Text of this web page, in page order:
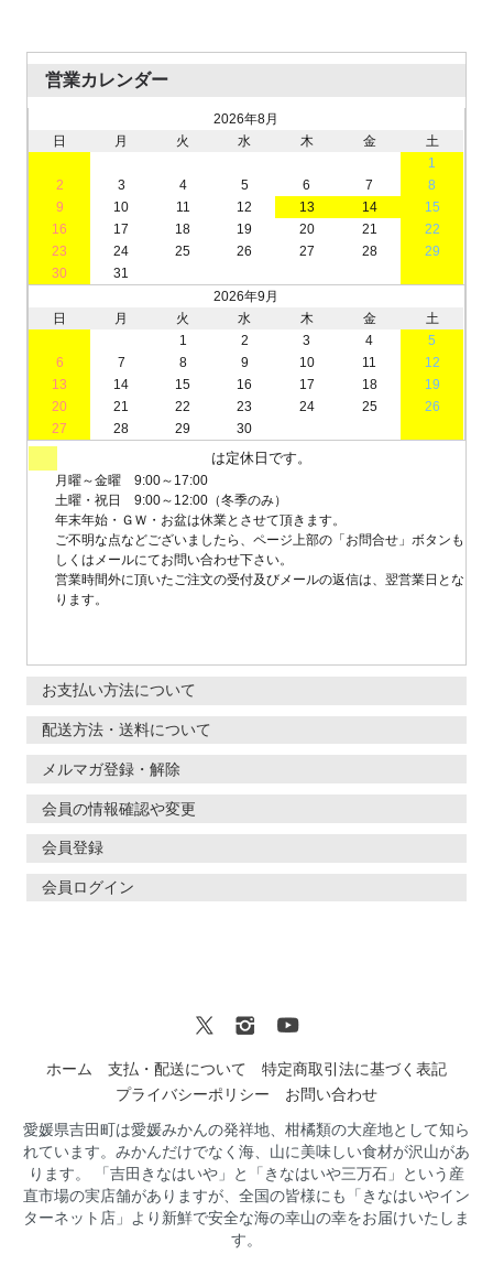
営業カレンダー
2026年8月
日
月 火 水 木 金
土
1
2
3 4 5 6 7
8
9
10 11 12 13 14
15
16
17 18 19 20 21
22
23
24 25 26 27 28
29
30
31
2026年9月
日
月 火 水 木 金
土
1
2 3 4
5
6
7 8 9 10 11
12
13
14 15 16 17 18
19
20
21 22 23 24 25
26
27
28 29 30
は定休日です。
月曜～金曜 9:00～17:00
土曜・祝日 9:00～12:00（冬季のみ）
年末年始・ＧＷ・お盆は休業とさせて頂きます。
ご不明な点などございましたら、ページ上部の「お問合せ」ボタンも
しくはメールにてお問い合わせ下さい。
営業時間外に頂いたご注文の受付及びメールの返信は、翌営業日とな
ります。
お支払い方法について
配送方法・送料について
メルマガ登録・解除
会員の情報確認や変更
会員登録
会員ログイン
ホーム 支払・配送について
特定商取引法に基づく表記
プライバシーポリシー
お問い合わせ
愛媛県吉田町は愛媛みかんの発祥地、柑橘類の大産地として知ら
れています。みかんだけでなく海、山に美味しい食材が沢山があ
ります。 「吉田きなはいや」と「きなはいや三万石」という産
直市場の実店舗がありますが、全国の皆様にも「きなはいやイン
ターネット店」より新鮮で安全な海の幸山の幸をお届けいたしま
す。